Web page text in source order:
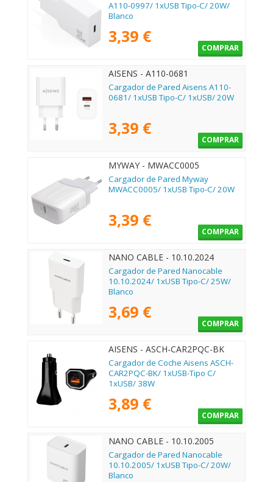
A110-0997/ 1xUSB Tipo-C/ 20W/
Blanco
3,39 €
COMPRAR
AISENS - A110-0681
Cargador de Pared Aisens A110-
0681/ 1xUSB Tipo-C/ 1xUSB/ 20W
3,39 €
COMPRAR
MYWAY - MWACC0005
Cargador de Pared Myway
MWACC0005/ 1xUSB Tipo-C/ 20W
3,39 €
COMPRAR
NANO CABLE - 10.10.2024
Cargador de Pared Nanocable
10.10.2024/ 1xUSB Tipo-C/ 25W/
Blanco
3,69 €
COMPRAR
AISENS - ASCH-CAR2PQC-BK
Cargador de Coche Aisens ASCH-
CAR2PQC-BK/ 1xUSB-Tipo C/
1xUSB/ 38W
3,89 €
COMPRAR
NANO CABLE - 10.10.2005
Cargador de Pared Nanocable
10.10.2005/ 1xUSB Tipo-C/ 20W/
Blanco